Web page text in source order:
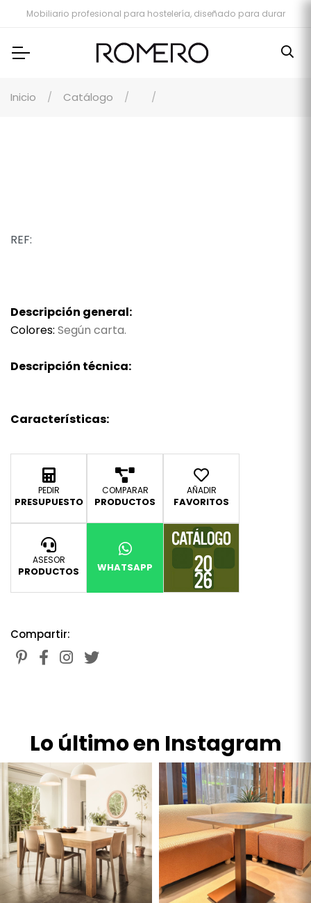
Mobiliario profesional para hostelería, diseñado para durar
Inicio Catálogo
REF:
Descripción general:
Colores: Según carta.
Descripción técnica:
Características:
PEDIR
PRESUPUESTO
COMPARAR
PRODUCTOS
AÑADIR
FAVORITOS
ASESOR
PRODUCTOS WHATSAPP
Compartir:
Lo último en Instagram